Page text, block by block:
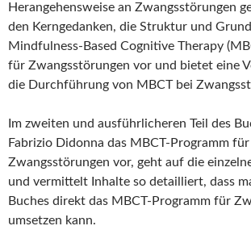
Herangehensweise an Zwangsstörungen
den Kerngedanken, die Struktur und
Mindfulness-Based Cognitive Therapy
für Zwangsstörungen vor und bietet eine
die Durchführung von MBCT bei
Im zweiten und ausführlicheren Teil des
Fabrizio Didonna das MBCT-Programm für
Zwangsstörungen vor, geht auf die
und vermittelt Inhalte so detailliert, dass
Buches direkt das MBCT-Programm für
umsetzen kann.